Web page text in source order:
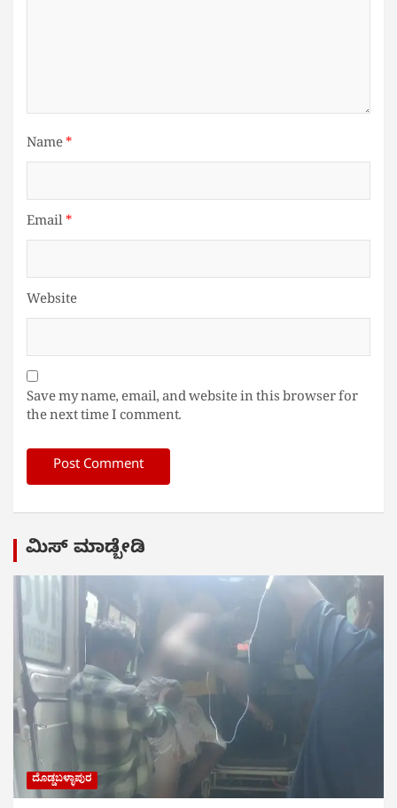
Name*
Email*
Website
Save my name, email, and website in this browser for
the next time I comment.
ಮಿಸ್ ಮಾಡ್ಬೇಡಿ
ದೊಡ್ಡಬಳ್ಳಾಪುರ